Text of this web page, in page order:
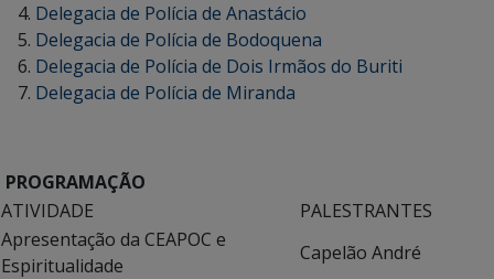
Delegacia de Polícia de Anastácio
Delegacia de Polícia de Bodoquena
Delegacia de Polícia de Dois Irmãos do Buriti
Delegacia de Polícia de Miranda
PROGRAMAÇÃO
ATIVIDADE
PALESTRANTES
Apresentação da CEAPOC e
Espiritualidade
Capelão André